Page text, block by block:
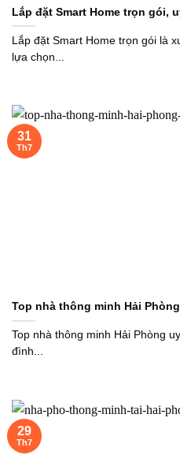
Lắp đặt Smart Home trọn gói,
Lắp đặt Smart Home trọn gói là
lựa chọn...
Top nhà thông minh Hải
Top nhà thông minh Hải Phòng
đình...
31
Th7
29
Th7